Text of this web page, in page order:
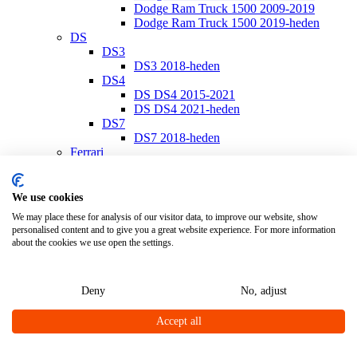
Dodge Ram Truck 1500 2009-2019
Dodge Ram Truck 1500 2019-heden
DS
DS3
DS3 2018-heden
DS4
DS DS4 2015-2021
DS DS4 2021-heden
DS7
DS7 2018-heden
Ferrari
Ferrari Portofino 2018-heden
Fiat
Fiat 500
Fiat 500L 2013-heden
Fiat 500S 2013-heden
Fiat 500X 2014-heden
We use cookies
We may place these for analysis of our visitor data, to improve our website, show
personalised content and to give you a great website experience. For more information
about the cookies we use open the settings.
Deny No, adjust
Accept all